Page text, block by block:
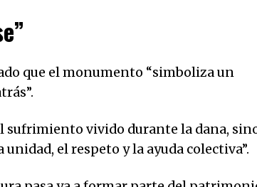
que el monumento “simboliza un
sufrimiento vivido durante la dana,
el respeto y la ayuda colectiva”.